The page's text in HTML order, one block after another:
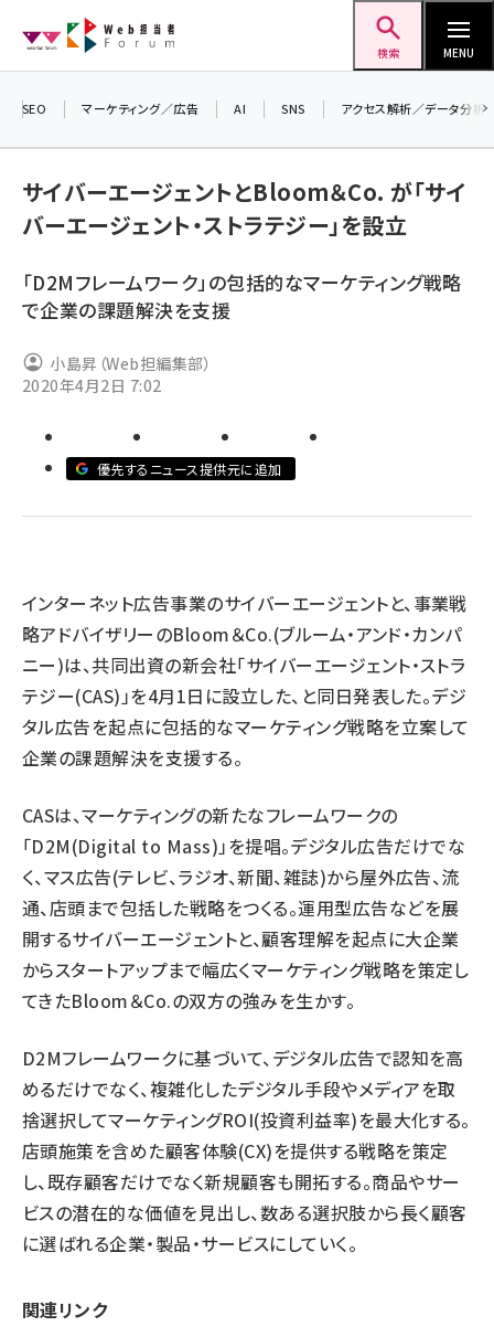
ン
検索 MENU
ai (2804)
note (2312)
z世代 (1622)
SEO マーケティング／広告 AI SNS アクセス解析／データ分析
サイバーエージェントとBloom＆Co. が「サイ
バーエージェント・ストラテジー」を設立
「D2Mフレームワーク」の包括的なマーケティング戦略
で企業の課題解決を支援
小島昇（Web担編集部）
2020年4月2日 7:02
優先するニュース提供元に追加
インターネット広告事業のサイバーエージェントと、事業戦
略アドバイザリーのBloom＆Co.(ブルーム・アンド・カンパ
ニー)は、共同出資の新会社「サイバーエージェント・ストラ
テジー(CAS)」を4月1日に設立した、と同日発表した。デジ
タル広告を起点に包括的なマーケティング戦略を立案して
企業の課題解決を支援する。
CASは、マーケティングの新たなフレームワークの
「D2M(Digital to Mass)」を提唱。デジタル広告だけでな
く、マス広告(テレビ、ラジオ、新聞、雑誌)から屋外広告、流
通、店頭まで包括した戦略をつくる。運用型広告などを展
開するサイバーエージェントと、顧客理解を起点に大企業
からスタートアップまで幅広くマーケティング戦略を策定し
てきたBloom＆Co.の双方の強みを生かす。
D2Mフレームワークに基づいて、デジタル広告で認知を高
めるだけでなく、複雑化したデジタル手段やメディアを取
捨選択してマーケティングROI(投資利益率)を最大化する。
店頭施策を含めた顧客体験(CX)を提供する戦略を策定
し、既存顧客だけでなく新規顧客も開拓する。商品やサー
ビスの潜在的な価値を見出し、数ある選択肢から長く顧客
に選ばれる企業・製品・サービスにしていく。
関連リンク
差し